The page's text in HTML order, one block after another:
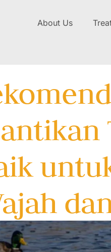
About Us